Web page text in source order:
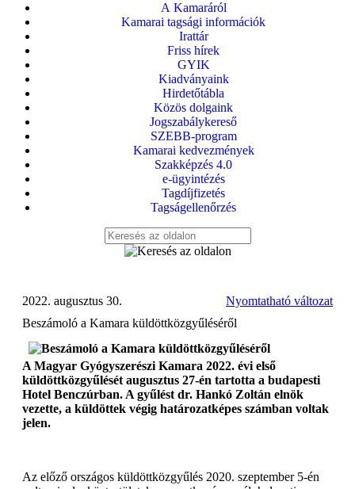
A Kamaráról
Kamarai tagsági információk
Irattár
Friss hírek
GYIK
Kiadványaink
Hirdetőtábla
Közös dolgaink
Jogszabálykereső
SZEBB-program
Kamarai kedvezmények
Szakképzés 4.0
e-ügyintézés
Tagdíjfizetés
Tagságellenőrzés
Nyomtatható változat
2022. augusztus 30.
Beszámoló a Kamara küldöttközgyűléséről
A Magyar Gyógyszerészi Kamara 2022. évi első
küldöttközgyűlését augusztus 27-én tartotta a budapesti
Hotel Benczúrban. A gyűlést dr. Hankó Zoltán elnök
vezette, a küldöttek végig határozatképes számban voltak
jelen.
Az előző országos küldöttközgyűlés 2020. szeptember 5-én